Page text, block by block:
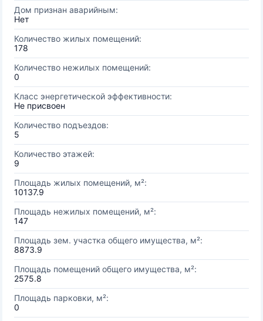
Дом признан аварийным:
Нет
Количество жилых помещений:
178
Количество нежилых помещений:
0
Класс энергетической эффективности:
Не присвоен
Количество подъездов:
5
Количество этажей:
9
Площадь жилых помещений, м²:
10137.9
Площадь нежилых помещений, м²:
147
Площадь зем. участка общего имущества, м²:
8873.9
Площадь помещений общего имущества, м²:
2575.8
Площадь парковки, м²:
0